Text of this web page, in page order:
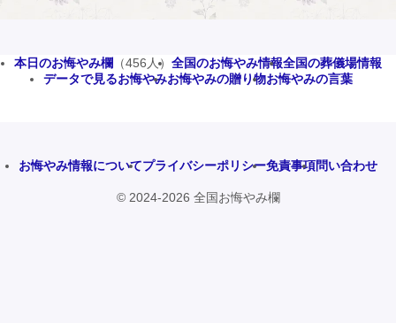
本日のお悔やみ欄 （456人） 全国のお悔やみ情報全国の葬儀場情報
データで見るお悔やみお悔やみの贈り物お悔やみの言葉
お悔やみ情報についてプライバシーポリシー免責事項問い合わせ
© 2024-2026 全国お悔やみ欄